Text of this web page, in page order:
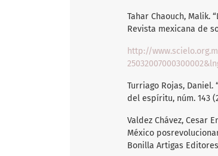
Tahar Chaouch, Malik.
Revista mexicana de
http://
Turriago Rojas,
del espíritu, núm. 143
Valdez Chávez, Cesar
México
Bonilla Artigas